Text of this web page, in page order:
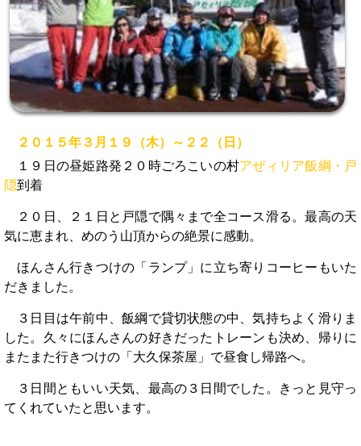
２０１５年３月１９（木）～２２（日）
１９日の昼姫路発２０時ごろこいの村アぜィリア飯綱・戸
隠到着
２０日、２１日と戸隠で隅々まで全コース滑る。最高の天
気に恵まれ、めのう山頂からの絶景に感動。
ほんさん行きつけの「ランプ」に立ち寄りコーヒーもいた
だきました。
３日目は午前中、飯綱で貸切状態の中、気持ちよく滑りま
した。久々にほんさんの好きだったトレーンも決め、帰りに
またまた行きつけの「大久保茶屋」で昼食し帰路へ。
３日間ともいい天気、最高の３日間でした。きっと見守っ
てくれていたと思います。